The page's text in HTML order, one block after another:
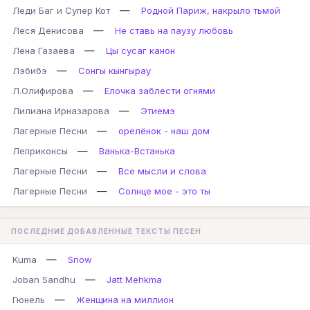
Леди Баг и Супер Кот —
Родной Париж, накрыло тьмой
Леся Денисова
—
Не ставь на паузу любовь
Лена Газаева
—
Цы сусаг канон
Лэбибэ
—
Сонгы кынгырау
Л.Олифирова
—
Елочка заблести огнями
Лилиана Ирназарова
—
Этиемэ
Лагерные Песни
—
орелёнок - наш дом
Леприконсы
—
Ванька-Встанька
Лагерные Песни
—
Все мысли и слова
Лагерные Песни
— Солнце мое - это ты
ПОСЛЕДНИЕ ДОБАВЛЕННЫЕ ТЕКСТЫ ПЕСЕН
Kuma —
Snow
Joban Sandhu
—
Jatt Mehkma
Гюнель
— Женщина на миллион